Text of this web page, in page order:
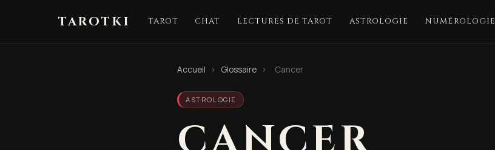
TAROTKI TAROT CHAT LECTURES DE TAROT ASTROLOGIE NUMÉROLOGIE
Accueil › Glossaire › Cancer
ASTROLOGIE